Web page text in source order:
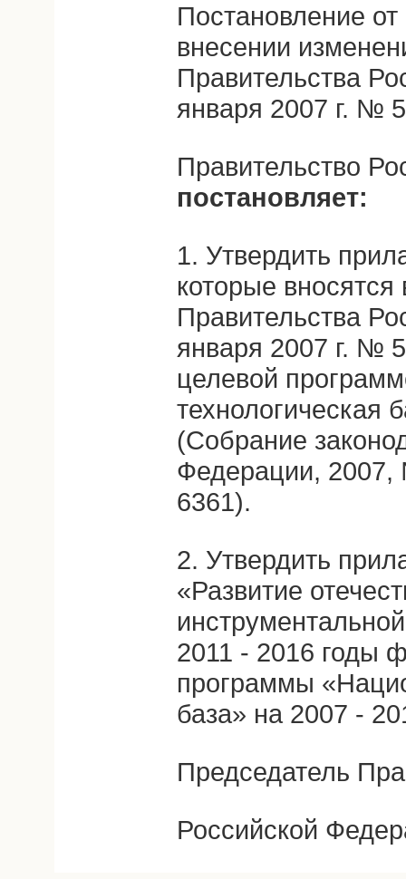
Постановление
внесении
Правительства
января 2007 г. №
Правительство
постановляет:
1. Утвердить
которые
Правительства
января 2007 г. №
целевой
технологическая
(Собрание
Федерации,
6361).
2. Утвердить
«Развитие
2011 - 2016 годы
программы
база» на 2007 -
Председатель
Российской